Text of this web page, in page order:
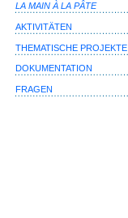
LA MAIN À LA PÂTE
AKTIVITÄTEN
THEMATISCHE PROJEKTE
DOKUMENTATION
FRAGEN